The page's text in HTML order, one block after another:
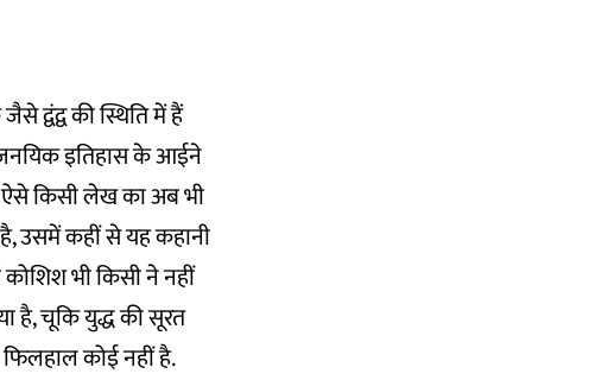
द्वंद्व की स्थिति में हैं
इतिहास के आईने
ऐसे किसी लेख का अब भी
उसमें कहीं से यह कहानी
भी किसी ने नहीं
है, चूकि युद्ध की सूरत
कोई नहीं है.